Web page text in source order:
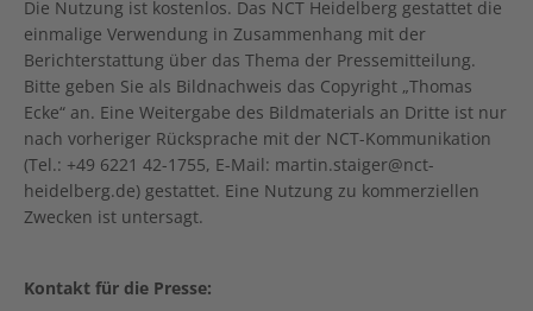
Die Nutzung ist kostenlos. Das NCT Heidelberg gestattet die
einmalige Verwendung in Zusammenhang mit der
Berichterstattung über das Thema der Pressemitteilung.
Bitte geben Sie als Bildnachweis das Copyright „Thomas
Ecke“ an. Eine Weitergabe des Bildmaterials an Dritte ist nur
nach vorheriger Rücksprache mit der NCT-Kommunikation
(Tel.: +49 6221 42-1755, E-Mail: martin.staiger@nct-
heidelberg.de) gestattet. Eine Nutzung zu kommerziellen
Zwecken ist untersagt.
Kontakt für die Presse: